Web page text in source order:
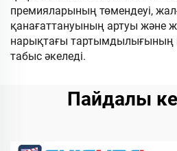
премияларының төмендеуі,
қанағаттануының артуы және
нарықтағы тартымдылығының
табыс әкеледі.
Пайдалы